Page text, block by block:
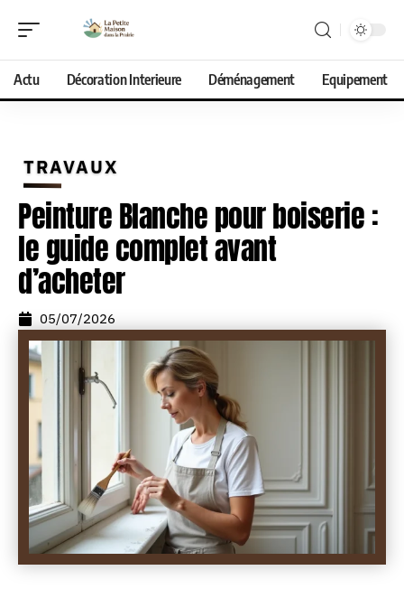
Actu Décoration Interieure Déménagement Equipement
TRAVAUX
Peinture Blanche pour boiserie :
le guide complet avant
d’acheter
05/07/2026